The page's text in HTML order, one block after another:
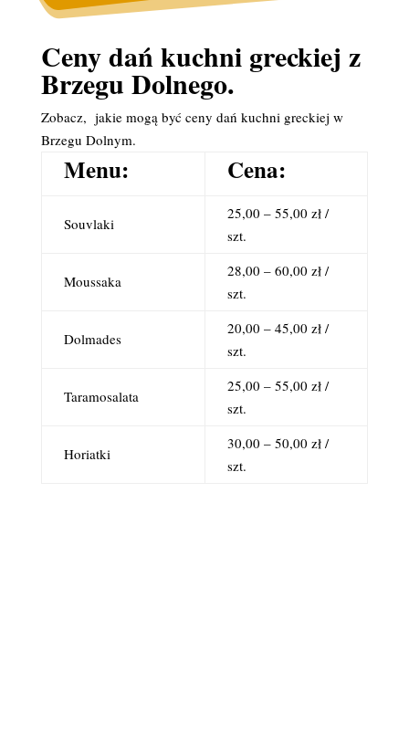
Ceny dań kuchni greckiej z
Brzegu Dolnego.
Zobacz, jakie mogą być ceny dań kuchni greckiej w
Brzegu Dolnym.
Menu: Cena:
Souvlaki
25,00 – 55,00 zł /
szt.
Moussaka
28,00 – 60,00 zł /
szt.
Dolmades
20,00 – 45,00 zł /
szt.
Taramosalata
25,00 – 55,00 zł /
szt.
Horiatki
30,00 – 50,00 zł /
szt.